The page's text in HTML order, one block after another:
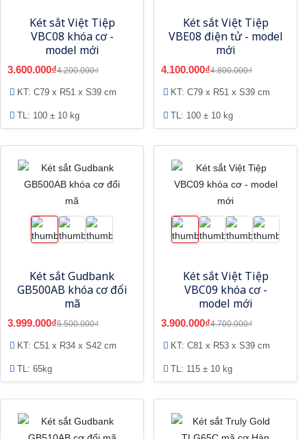
Két sắt Việt Tiệp
VBC08 khóa cơ -
model mới
3.600.000₫4.200.000₫
KT: C79 x R51 x S39 cm
TL: 100 ± 10 kg
Két sắt Việt Tiệp
VBE08 điện tử - model
mới
4.100.000₫4.800.000₫
KT: C79 x R51 x S39 cm
TL: 100 ± 10 kg
Két sắt Gudbank
GB500AB khóa cơ đổi
mã
3.999.000₫5.500.000₫
KT: C51 x R34 x S42 cm
TL: 65kg
Két sắt Việt Tiệp
VBC09 khóa cơ -
model mới
3.900.000₫4.700.000₫
KT: C81 x R53 x S39 cm
TL: 115 ± 10 kg